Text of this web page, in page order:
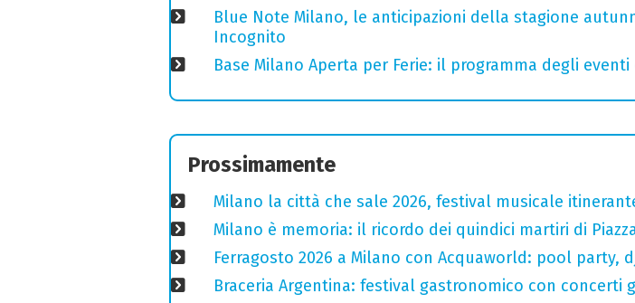
Blue Note Milano, le anticipazioni della stagione
Incognito
Base Milano Aperta per Ferie: il programma degli
Prossimamente
Milano la città che sale 2026, festival musicale
Milano è memoria: il ricordo dei quindici martiri di
Ferragosto 2026 a Milano con Acquaworld: pool party,
Braceria Argentina: festival gastronomico con concerti